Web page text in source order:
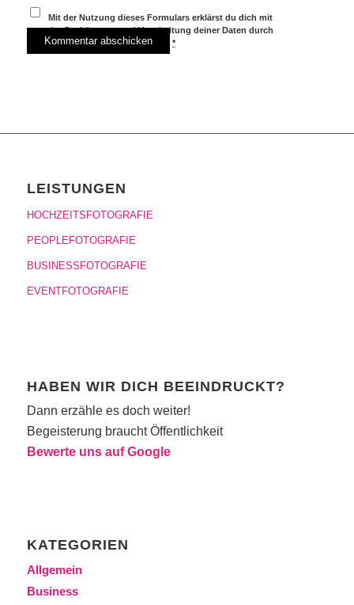
Mit der Nutzung dieses Formulars erklärst du dich mit
der Speicherung und Verarbeitung deiner Daten durch
diese Website einverstanden.*
LEISTUNGEN
HOCHZEITSFOTOGRAFIE
PEOPLEFOTOGRAFIE
BUSINESSFOTOGRAFIE
EVENTFOTOGRAFIE
HABEN WIR DICH BEEINDRUCKT?
Dann erzähle es doch weiter!
Begeisterung braucht Öffentlichkeit
Bewerte uns auf Google
KATEGORIEN
Allgemein
Business